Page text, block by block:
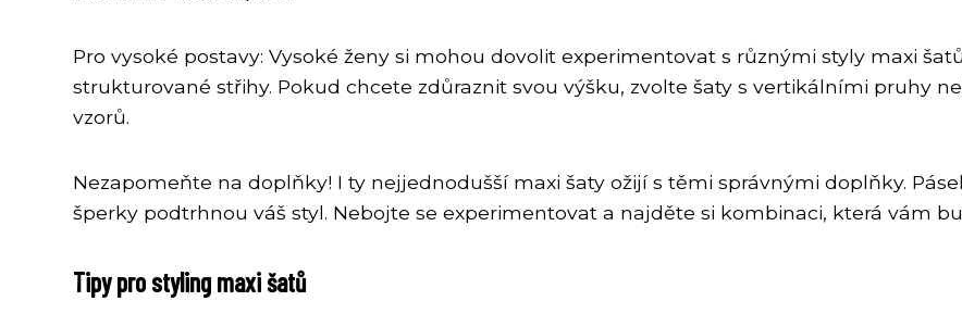
Pro vysoké postavy: Vysoké ženy si mohou dovolit experimentovat s různými styly maxi
strukturované střihy. Pokud chcete zdůraznit svou výšku, zvolte šaty s vertikálními pruhy
vzorů.
Nezapomeňte na doplňky! I ty nejjednodušší maxi šaty ožijí s těmi správnými doplňky.
šperky podtrhnou váš styl. Nebojte se experimentovat a najděte si kombinaci, která vám
Tipy pro styling maxi šatů